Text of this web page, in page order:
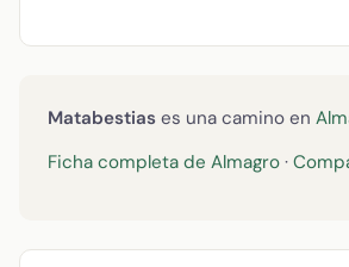
Matabestias es una camino en
Ficha completa de Almagro ·